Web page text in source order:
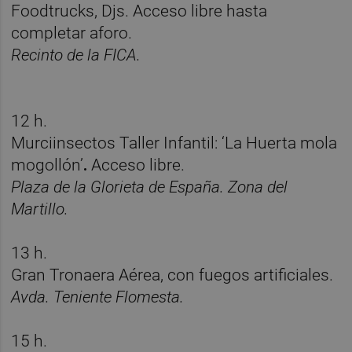
Foodtrucks, Djs. Acceso libre hasta
completar aforo.
Recinto de la FICA.
12 h.
Murciinsectos Taller Infantil: ‘La Huerta mola
mogollón’.Acceso libre.
Plaza de la Glorieta de España. Zona del
Martillo.
13 h.
Gran Tronaera Aérea, con fuegos artificiales.
Avda. Teniente Flomesta.
15 h.